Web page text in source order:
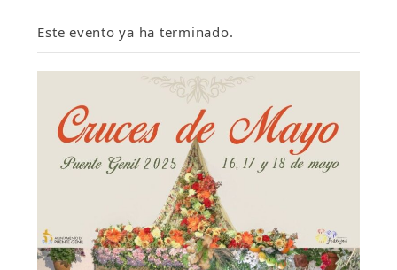
Este evento ya ha terminado.